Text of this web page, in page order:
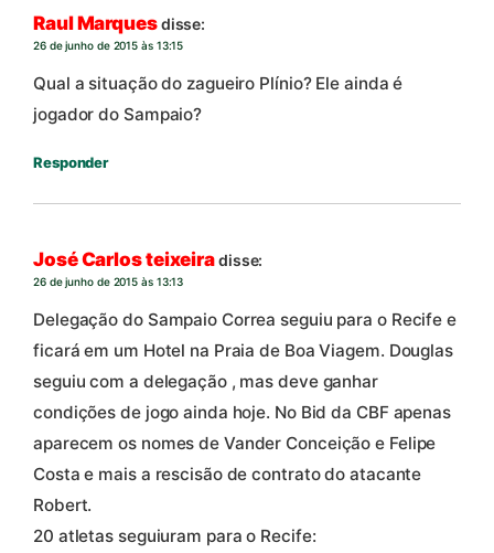
Raul Marquesdisse:
26 de junho de 2015 às 13:15
Qual a situação do zagueiro Plínio? Ele ainda é
jogador do Sampaio?
Responder
José Carlos teixeiradisse:
26 de junho de 2015 às 13:13
Delegação do Sampaio Correa seguiu para o Recife e
ficará em um Hotel na Praia de Boa Viagem. Douglas
seguiu com a delegação , mas deve ganhar
condições de jogo ainda hoje. No Bid da CBF apenas
aparecem os nomes de Vander Conceição e Felipe
Costa e mais a rescisão de contrato do atacante
Robert.
20 atletas seguiuram para o Recife: